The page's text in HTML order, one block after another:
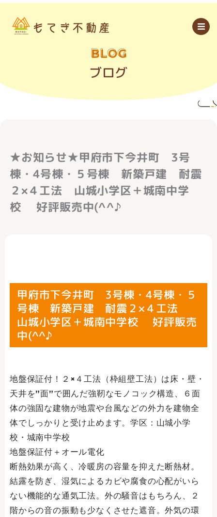
内
BLOG
ブログ
★お知らせ★甲府市下今井町 3号
棟・4号棟・５号棟 新築戸建 耐震
２×４工法 山城小学区＋城南中学
校 好評販売中(^^♪
甲府市下今井町 3号棟・4号棟・５
号棟 新築戸建 耐震２×４工法
山城小学区＋城南中学校 好評販売
中(^^♪
地盤保証付！２×４工法（枠組壁工法）は床・壁・
天井を”面”で囲んだ強靭なモノコック構造、６面
体の強固な建物が地震や台風などの外力を建物全
体でしっかりと受け止めます。学区：山城小学
校・城南中学校
地盤保証付＋オール電化
断熱効果が高く、冷暖房の容量を抑えた断熱材。
結露を防ぎ、湿気によるカビや腐食の心配がいら
ない機能的な通気工法。外の騒音はもちろん、２
階からの音の振動も少なくさせた遮音。外気の環